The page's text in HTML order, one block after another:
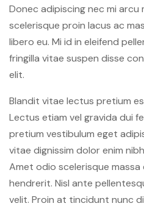
Donec adipiscing nec mi arcu
scelerisque proin lacus ac
libero eu. Mi id in eleifend
fringilla vitae suspen disse
elit.
Blandit vitae lectus pretium
Lectus etiam vel gravida dui
pretium vestibulum eget
vitae dignissim dolor enim
Amet odio scelerisque
hendrerit. Nisl ante
velit. Proin at tincidunt nunc